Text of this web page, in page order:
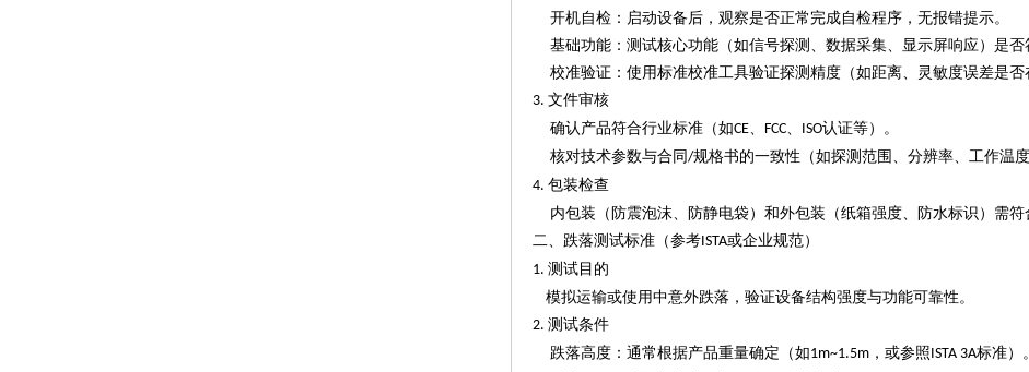
开机自检：启动设备后，观察是否正常完成自检程序，无报错提示。
基础功能：测试核心功能（如信号探测、数据采集、显示屏响应）是否
校准验证：使用标准校准工具验证探测精度（如距离、灵敏度误差是否
3. 文件审核
确认产品符合行业标准（如CE、 FCC、 ISO认证等）。
核对技术参数与合同 /规格书的一致性（如探测范围、分辨率、工作温
4. 包装检查
内包装（防震泡沫、防静电袋）和外包装（纸箱强度、防水标识）需符
二、跌落测试标准（参考ISTA或企业规范）
1. 测试目的
模拟运输或使用中意外跌落，验证设备结构强度与功能可靠性。
2. 测试条件
跌落高度：通常根据产品重量确定（如1m~1.5m ，或参照ISTA 3A标准）